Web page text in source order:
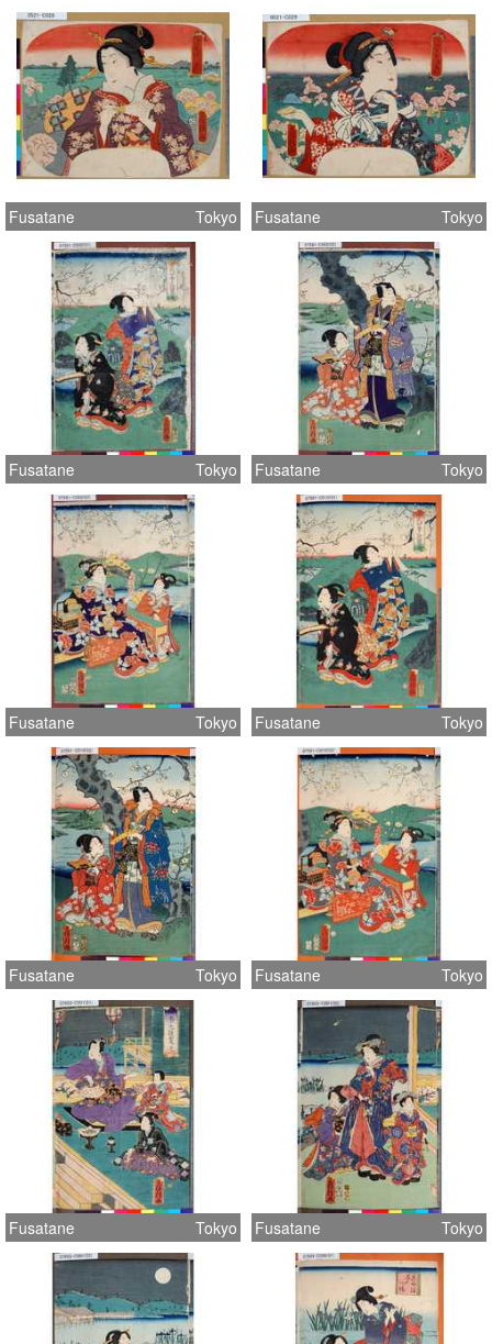
Fusatane Tokyo Fusatane Tokyo
Fusatane Tokyo Fusatane Tokyo
Fusatane Tokyo Fusatane Tokyo
Fusatane Tokyo Fusatane Tokyo
Fusatane Tokyo Fusatane Tokyo